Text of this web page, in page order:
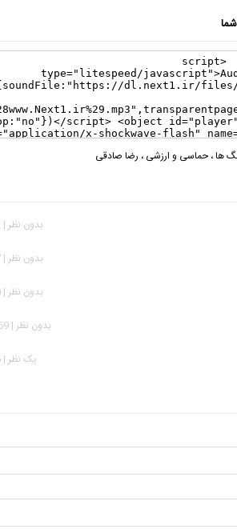
ها،حماسی و ارزشی ، رضا صادقی
بدون نظر | 532 بازدید
بدون نظر | 367 بازدید
بدون نظر | 400 بازدید
بدون نظر | 1,269 بازدید
يک نظر | 275 بازدید